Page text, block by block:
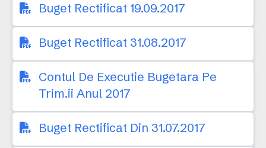
Buget Rectificat 19.09.2017
Buget Rectificat 31.08.2017
Contul De Executie Bugetara Pe
Trim.ii Anul 2017
Buget Rectificat Din 31.07.2017